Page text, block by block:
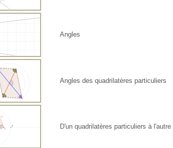
Angles
Angles des quadrilatères particuliers
D'un quadrilatères particuliers à l'autre